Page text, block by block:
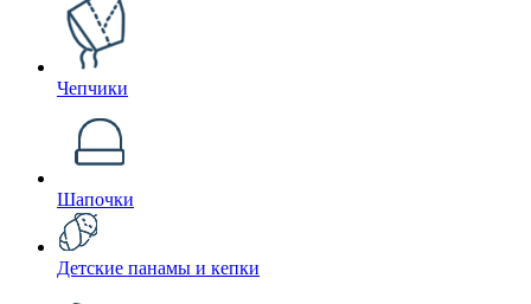
Чепчики
Шапочки
Детские панамы и кепки